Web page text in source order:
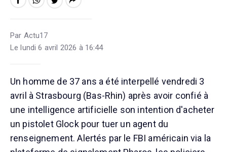
Par Actu17
Le lundi 6 avril 2026 à 16:44
Un homme de 37 ans a été interpellé vendredi 3
avril à Strasbourg (Bas-Rhin) après avoir confié à
une intelligence artificielle son intention d'acheter
un pistolet Glock pour tuer un agent du
renseignement. Alertés par le FBI américain via la